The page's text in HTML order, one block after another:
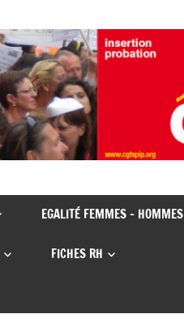
EGALITÉ FEMMES – HOMMES
FICHES RH